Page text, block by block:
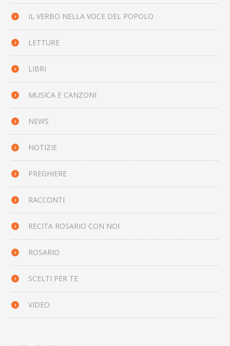
IL VERBO NELLA VOCE DEL POPOLO
LETTURE
LIBRI
MUSICA E CANZONI
NEWS
NOTIZIE
PREGHIERE
RACCONTI
RECITA ROSARIO CON NOI
ROSARIO
SCELTI PER TE
VIDEO